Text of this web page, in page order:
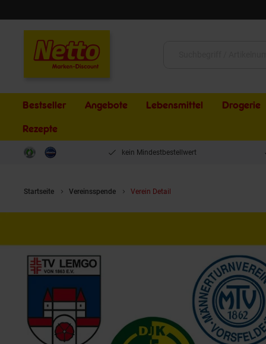
Bestseller Angebote Lebensmittel Drogerie
Rezepte
kein Mindestbestellwert
Startseite Vereinsspende Verein Detail